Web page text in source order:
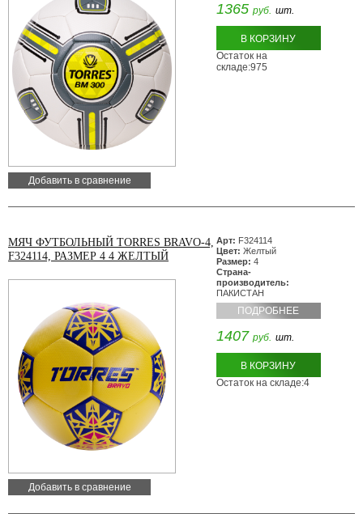
Добавить в сравнение
1365 руб. шт.
В КОРЗИНУ
Остаток на
складе:975
МЯЧ ФУТБОЛЬНЫЙ TORRES BRAVO-4,
F324114, РАЗМЕР 4 4 ЖЕЛТЫЙ
Добавить в сравнение
Арт: F324114
Цвет: Желтый
Размер: 4
Страна-
производитель:
ПАКИСТАН
ПОДРОБНЕЕ
1407 руб. шт.
В КОРЗИНУ
Остаток на складе:4